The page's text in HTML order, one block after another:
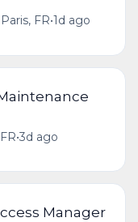
FR•1d ago
•3d ago
Manager